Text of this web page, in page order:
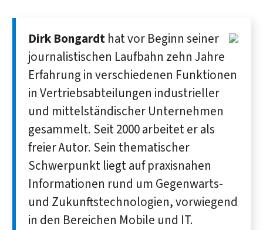
Dirk Bongardt hat vor Beginn seiner
journalistischen Laufbahn zehn Jahre
Erfahrung in verschiedenen Funktionen
in Vertriebsabteilungen industrieller
und mittelständischer Unternehmen
gesammelt. Seit 2000 arbeitet er als
freier Autor. Sein thematischer
Schwerpunkt liegt auf praxisnahen
Informationen rund um Gegenwarts-
und Zukunftstechnologien, vorwiegend
in den Bereichen Mobile und IT.